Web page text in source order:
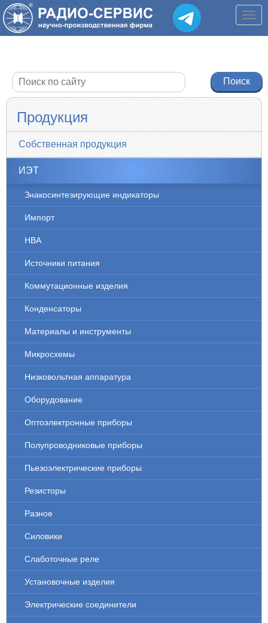
Продукция
Собственная продукция
ИЭТ
Знакосинтезирующие индикаторы
Импорт
НВА
Источники питания
Коммутационные изделия
Конденсаторы
Материалы и инструменты
Микросхемы
Низковольтная аппаратура
Оборудование
Оптоэлектронные приборы
Полупроводниковые приборы
Пьезоэлектрические приборы
Резисторы
Разное
Силовики
Слаботочные реле
Установочные изделия
Электрические соединители